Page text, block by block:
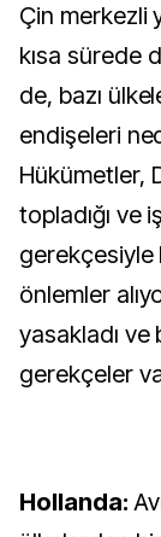
Çin merkezli yapay zeka uygulaması DeepSeek,
kısa sürede
de, bazı
endişeleri
Hükümetler,
topladığı ve
gerekçesiyle
önlemler
yasakladı ve
gerekçeler
Hollanda: